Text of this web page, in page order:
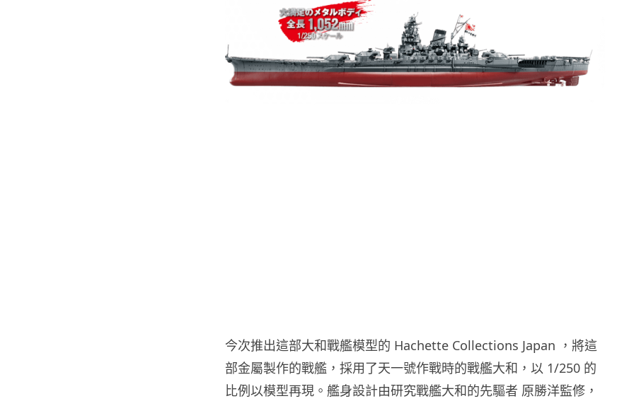
今次推出這部大和戰艦模型的 Hachette Collections Japan ，將這
部金屬製作的戰艦，採用了天一號作戰時的戰艦大和，以 1/250 的
比例以模型再現。艦身設計由研究戰艦大和的先驅者 原勝洋監修，